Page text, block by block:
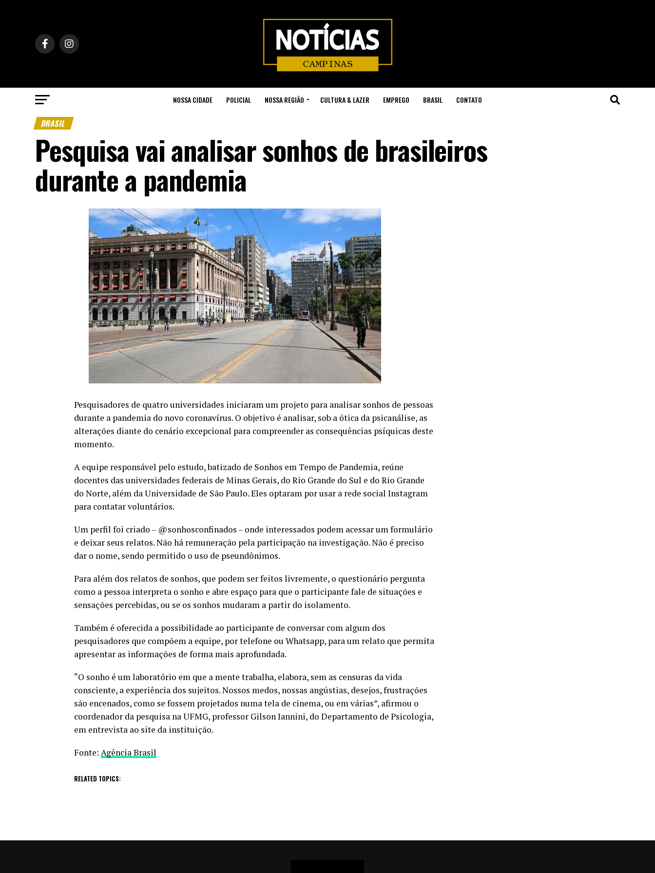
NOSSA CIDADE POLICIAL NOSSA REGIÃO CULTURA & LAZER EMPREGO BRASIL CONTATO
BRASIL
Pesquisa vai analisar sonhos de brasileiros
durante a pandemia
Pesquisadores de quatro universidades iniciaram um projeto para analisar sonhos de pessoas
durante a pandemia do novo coronavírus. O objetivo é analisar, sob a ótica da psicanálise, as
alterações diante do cenário excepcional para compreender as consequências psíquicas deste
momento.
A equipe responsável pelo estudo, batizado de Sonhos em Tempo de Pandemia, reúne
docentes das universidades federais de Minas Gerais, do Rio Grande do Sul e do Rio Grande
do Norte, além da Universidade de São Paulo. Eles optaram por usar a rede social Instagram
para contatar voluntários.
Um perfil foi criado – @sonhosconfinados – onde interessados podem acessar um formulário
e deixar seus relatos. Não há remuneração pela participação na investigação. Não é preciso
dar o nome, sendo permitido o uso de pseundônimos.
Para além dos relatos de sonhos, que podem ser feitos livremente, o questionário pergunta
como a pessoa interpreta o sonho e abre espaço para que o participante fale de situações e
sensações percebidas, ou se os sonhos mudaram a partir do isolamento.
Também é oferecida a possibilidade ao participante de conversar com algum dos
pesquisadores que compõem a equipe, por telefone ou Whatsapp, para um relato que permita
apresentar as informações de forma mais aprofundada.
“O sonho é um laboratório em que a mente trabalha, elabora, sem as censuras da vida
consciente, a experiência dos sujeitos. Nossos medos, nossas angústias, desejos, frustrações
são encenados, como se fossem projetados numa tela de cinema, ou em várias”, afirmou o
coordenador da pesquisa na UFMG, professor Gilson Iannini, do Departamento de Psicologia,
em entrevista ao site da instituição.
Fonte: Agência Brasil
RELATED TOPICS: